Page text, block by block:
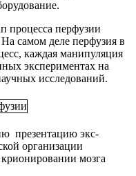
процесса перфузии
самом деле перфузия в
каждая манипуляция
экспериментах на
исследований.
презентацию экс-
организации
мозга